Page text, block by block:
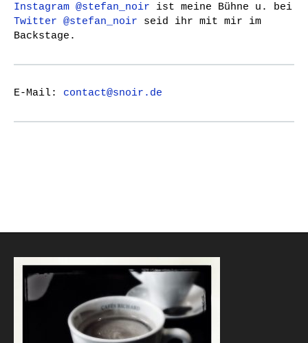
Instagram @stefan_noir ist meine Bühne u. bei
Twitter @stefan_noir seid ihr mit mir im
Backstage.
E-Mail: contact@snoir.de